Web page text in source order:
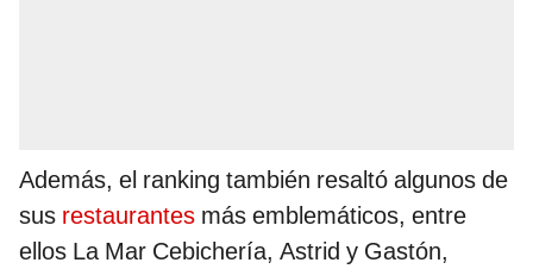
Además, el ranking también resaltó algunos de
sus restaurantes más emblemáticos, entre
ellos La Mar Cebichería, Astrid y Gastón,